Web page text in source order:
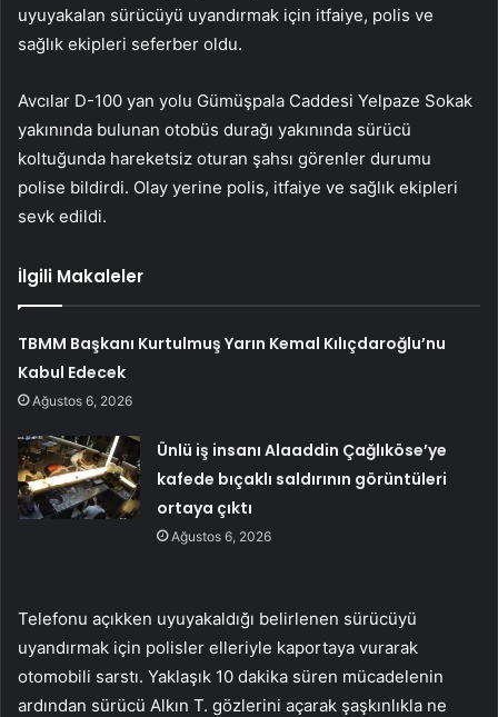
uyuyakalan sürücüyü uyandırmak için itfaiye, polis ve
sağlık ekipleri seferber oldu.
Avcılar D-100 yan yolu Gümüşpala Caddesi Yelpaze Sokak
yakınında bulunan otobüs durağı yakınında sürücü
koltuğunda hareketsiz oturan şahsı görenler durumu
polise bildirdi. Olay yerine polis, itfaiye ve sağlık ekipleri
sevk edildi.
İlgili Makaleler
TBMM Başkanı Kurtulmuş Yarın Kemal Kılıçdaroğlu’nu
Kabul Edecek
Ağustos 6, 2026
Ünlü iş insanı Alaaddin Çağlıköse’ye
kafede bıçaklı saldırının görüntüleri
ortaya çıktı
Ağustos 6, 2026
Telefonu açıkken uyuyakaldığı belirlenen sürücüyü
uyandırmak için polisler elleriyle kaportaya vurarak
otomobili sarstı. Yaklaşık 10 dakika süren mücadelenin
ardından sürücü Alkın T. gözlerini açarak şaşkınlıkla ne